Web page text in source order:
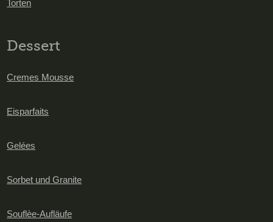
Torten
Dessert
Cremes Mousse
Eisparfaits
Gelées
Sorbet und Granite
Souflèe-Aufläufe